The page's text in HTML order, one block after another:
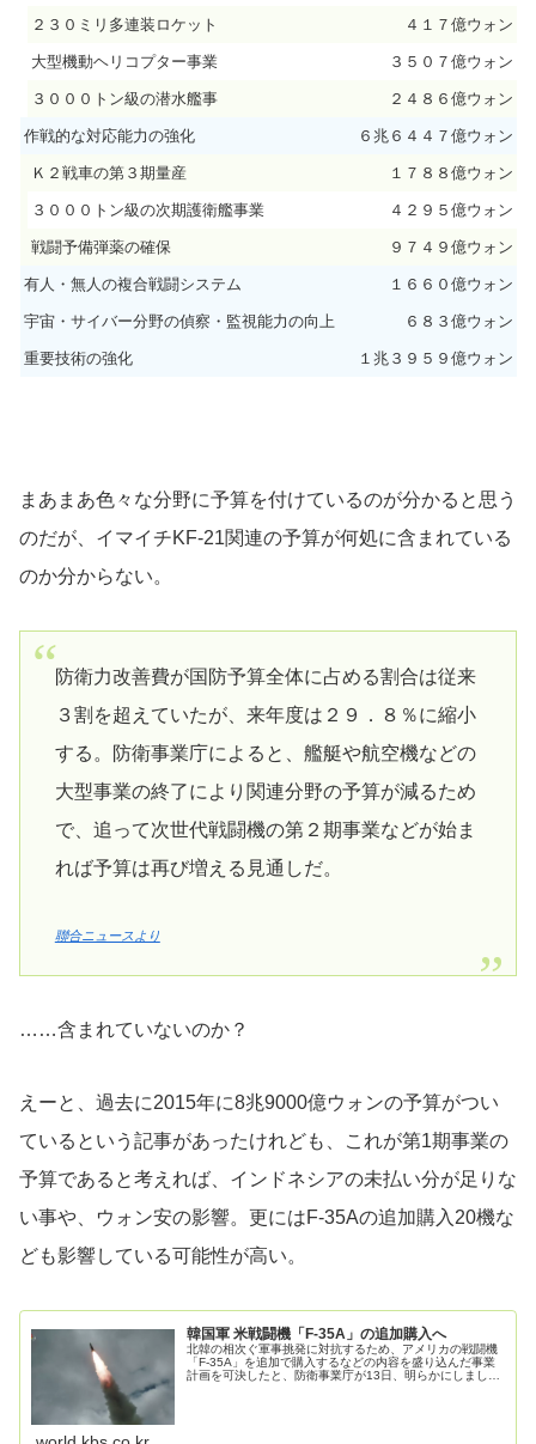
２３０ミリ多連装ロケット ４１７億ウォン
大型機動ヘリコプター事業 ３５０７億ウォン
３０００トン級の潜水艦事 ２４８６億ウォン
作戦的な対応能力の強化 ６兆６４４７億ウォン
Ｋ２戦車の第３期量産 １７８８億ウォン
３０００トン級の次期護衛艦事業 ４２９５億ウォン
戦闘予備弾薬の確保 ９７４９億ウォン
有人・無人の複合戦闘システム １６６０億ウォン
宇宙・サイバー分野の偵察・監視能力の向上 ６８３億ウォン
重要技術の強化 １兆３９５９億ウォン
まあまあ色々な分野に予算を付けているのが分かると思う
のだが、イマイチKF-21関連の予算が何処に含まれている
のか分からない。
防衛力改善費が国防予算全体に占める割合は従来
３割を超えていたが、来年度は２９．８％に縮小
する。防衛事業庁によると、艦艇や航空機などの
大型事業の終了により関連分野の予算が減るため
で、追って次世代戦闘機の第２期事業などが始ま
れば予算は再び増える見通しだ。
聯合ニュースより
……含まれていないのか？
えーと、過去に2015年に8兆9000億ウォンの予算がつい
ているという記事があったけれども、これが第1期事業の
予算であると考えれば、インドネシアの未払い分が足りな
い事や、ウォン安の影響。更にはF-35Aの追加購入20機な
ども影響している可能性が高い。
韓国軍 米戦闘機「F-35A」の追加購入へ
北韓の相次ぐ軍事挑発に対抗するため、アメリカの戦闘機
「F-35A」を追加で購入するなどの内容を盛り込んだ事業
計画を可決したと、防衛事業庁が13日、明らかにしまし